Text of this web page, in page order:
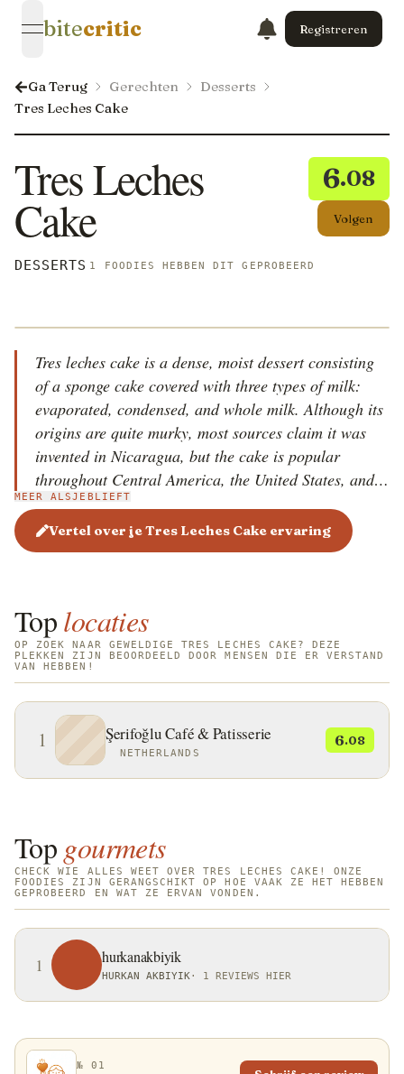
open navigation menu
bitecritic Registreren
Ga Terug Gerechten
Desserts
Tres Leches Cake
6.08
Volgen
Tres Leches
Cake
DESSERTS 1 FOODIES HEBBEN DIT GEPROBEERD
Tres leches cake is a dense, moist dessert consisting
of a sponge cake covered with three types of milk:
evaporated, condensed, and whole milk. Although its
origins are quite murky, most sources claim it was
invented in Nicaragua, but the cake is popular
throughout Central America, the United States, and
Europe, where it is a staple at numerous celebrations
and festivities. It is believed that the original recipe
was first printed on milk cans in Latin America, to
MEER ALSJEBLIEFT
Vertel over je Tres Leches Cake ervaring
Toplocaties
OP ZOEK NAAR GEWELDIGE TRES LECHES CAKE? DEZE
PLEKKEN ZIJN BEOORDEELD DOOR MENSEN DIE ER VERSTAND
VAN HEBBEN!
1 Şerifoğlu Café & Patisserie
NETHERLANDS
6.08
Top gourmets
CHECK WIE ALLES WEET OVER TRES LECHES CAKE! ONZE
FOODIES ZIJN GERANGSCHIKT OP HOE VAAK ZE HET HEBBEN
GEPROBEERD EN WAT ZE ERVAN VONDEN.
1 hurkanakbiyik
HURKAN AKBIYIK · 1 REVIEWS HIER
№ 01